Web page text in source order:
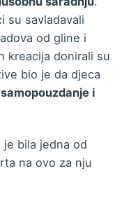
su savladavali
od gline i
kreacija donirali su
bio je da djeca
i
bila jedna od
na ovo za nju